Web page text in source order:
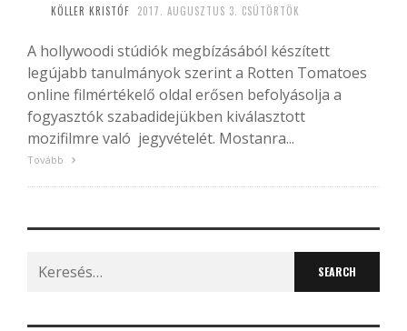
KÖLLER KRISTÓF 2017. AUGUSZTUS 3. CSÜTÖRTÖK
A hollywoodi stúdiók megbízásából készített
legújabb tanulmányok szerint a Rotten Tomatoes
online filmértékelő oldal erősen befolyásolja a
fogyasztók szabadidejükben kiválasztott
mozifilmre való jegyvételét. Mostanra...
Tovább
Search
for: